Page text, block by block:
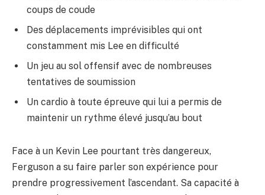
coups de coude
Des déplacements imprévisibles qui ont
constamment mis Lee en difficulté
Un jeu au sol offensif avec de nombreuses
tentatives de soumission
Un cardio à toute épreuve qui lui a permis de
maintenir un rythme élevé jusqu’au bout
Face à un Kevin Lee pourtant très dangereux,
Ferguson a su faire parler son expérience pour
prendre progressivement l’ascendant. Sa capacité à